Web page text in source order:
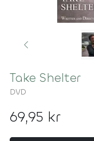
Take Shelter
DVD
69,95 kr